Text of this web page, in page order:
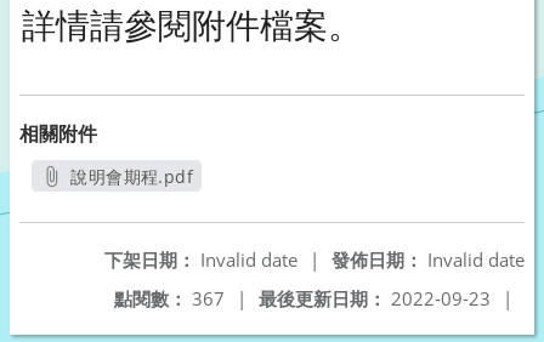
詳情請參閱附件檔案。
相關附件
說明會期程.pdf
發佈日期： Invalid date
下架日期： Invalid date
|
最後更新日期： 2022-09-23 |
點閱數： 367 |